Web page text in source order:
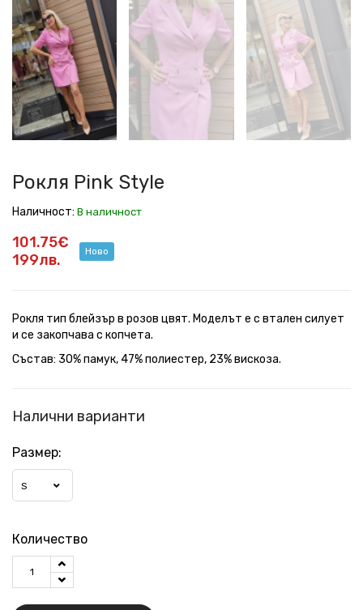
Pink
Style
Pink
Style
Pink
Style
Pink
Style
Pink
Style
Pink
Style
Pink
Style
Рокля Pink Style
Наличност: В наличност
101.75€
199лв.
Ново
Рокля тип блейзър в розов цвят. Моделът е с втален силует
и се закопчава с копчета.
Състав: 30% памук, 47% полиестер, 23% вискоза.
Налични варианти
Размер:
S
Количество